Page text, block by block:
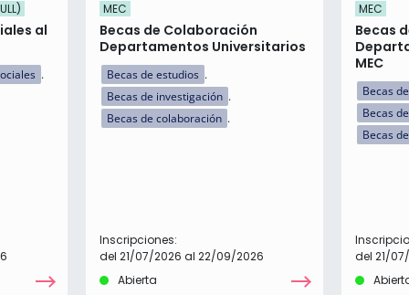
al
MEC
Becas de Colaboración
Departamentos Universitarios
Becas de estudios
Becas de investigación
Becas de colaboración
Inscripciones:
del 21/07/2026 al 22/09/2026
Abierta
MEC
Becas
MEC
Becas
Becas
Becas
del 21/